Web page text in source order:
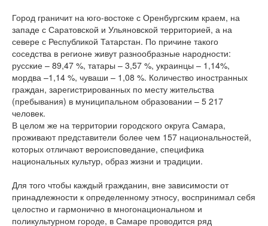
Город граничит на юго-востоке с Оренбургским краем, на
западе с Саратовской и Ульяновской территорией, а на
севере с Республикой Татарстан. По причине такого
соседства в регионе живут разнообразные народности:
русские – 89,47 %, татары – 3,57 %, украинцы – 1,14%,
мордва –1,14 %, чуваши – 1,08 %. Количество иностранных
граждан, зарегистрированных по месту жительства
(пребывания) в муниципальном образовании – 5 217
человек.
В целом же на территории городского округа Самара,
проживают представители более чем 157 национальностей,
которых отличают вероисповедание, специфика
национальных культур, образ жизни и традиции.
Для того чтобы каждый гражданин, вне зависимости от
принадлежности к определенному этносу, воспринимал себя
целостно и гармонично в многонациональном и
поликультурном городе, в Самаре проводится ряд